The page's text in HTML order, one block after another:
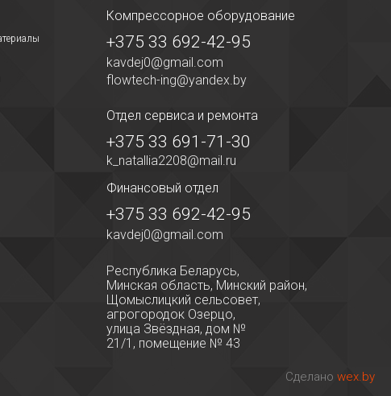
Компрессорное оборудование
+375 33 692-42-95
kavdej0@gmail.com
flowtech-ing@yandex.by
Отдел сервиса и ремонта
+375 33 691-71-30
k_natallia2208@mail.ru
Финансовый отдел
+375 33 692-42-95
kavdej0@gmail.com
Республика Беларусь,
Минская область, Минский район,
Щомыслицкий сельсовет,
агрогородок Озерцо,
улица Звёздная, дом №
21/1, помещение № 43
Сделано wex.by